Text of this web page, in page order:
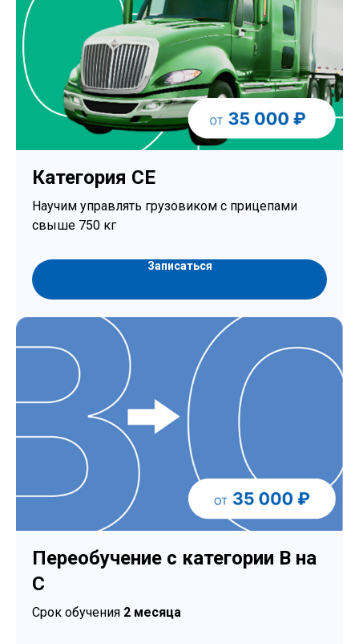
Категория CE
Научим управлять грузовиком с прицепами
свыше 750 кг
Записаться
Переобучение с категории В на
С
Срок обучения 2 месяца